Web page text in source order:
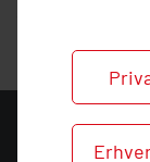
service af
KONTAKT